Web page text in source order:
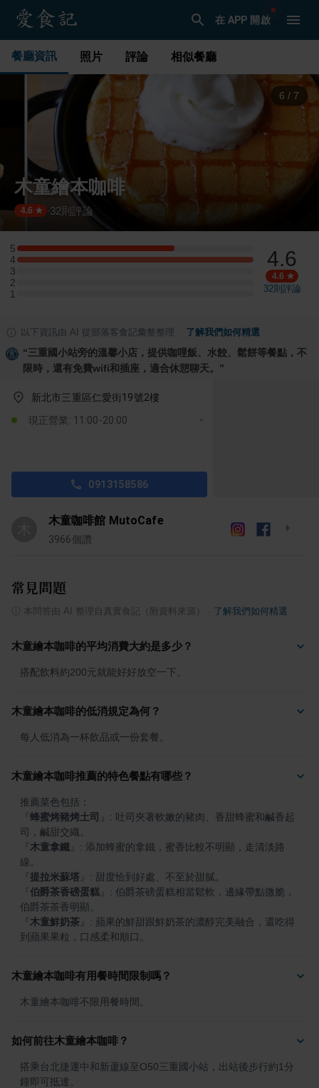
在 APP 開啟
餐廳資訊 照片 評論 相似餐廳
6 / 7
木童繪本咖啡
4.6 32 則評論
5
5 星：2 則評論
4
4 星：3 則評論
3
3 星：0 則評論
2
2 星：0 則評論
1
1 星：0 則評論
4.6
4.6
32則評論
以下資訊由 AI 從部落客食記彙整整理 了解我們如何精選
“三重國小站旁的溫馨小店，提供咖哩飯、水餃、鬆餅等餐點，不
限時，還有免費wifi和插座，適合休憩聊天。 ”
新北市三重區仁愛街19號2樓
現正營業: 11:00-20:00
0913158586
木童咖啡館 MutoCafe
3966個讚
常見問題
本問答由 AI 整理自真實食記（附資料來源） 了解我們如何精選
木童繪本咖啡的平均消費大約是多少？
搭配飲料約200元就能好好放空一下。
木童繪本咖啡的低消規定為何？
每人低消為一杯飲品或一份套餐。
木童繪本咖啡推薦的特色餐點有哪些？
蜂蜜烤豬烤土司
: 吐司夾著軟嫩的豬肉、香甜蜂蜜和鹹香起
木童拿鐵
: 添加蜂蜜的拿鐵，蜜香比較不明顯，走清淡路
提拉米蘇塔
伯爵茶香磅蛋糕
: 伯爵茶磅蛋糕相當鬆軟，邊緣帶點微脆，
木童鮮奶茶
: 蘋果的鮮甜跟鮮奶茶的濃醇完美融合，還吃得
到蘋果果粒，口感柔和順口。
木童繪本咖啡有用餐時間限制嗎？
木童繪本咖啡不限用餐時間。
如何前往木童繪本咖啡？
搭乘台北捷運中和新蘆線至O50三重國小站，出站後步行約1分
鐘即可抵達。